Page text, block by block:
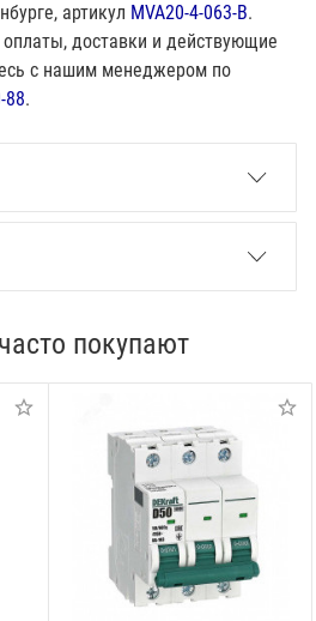
артикул MVA20-4-063-B.
доставки и действующие
с нашим менеджером по
88.
покупают